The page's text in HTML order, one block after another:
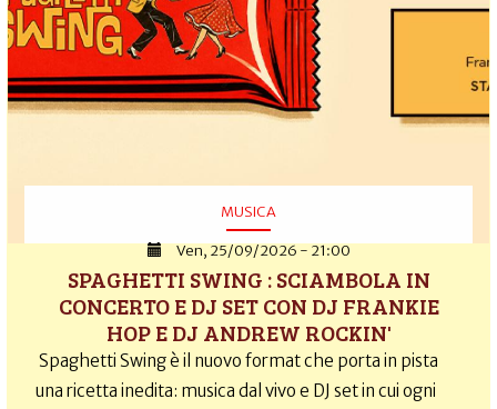
MUSICA
Ven, 25/09/2026 - 21:00
SPAGHETTI SWING : SCIAMBOLA IN
CONCERTO E DJ SET CON DJ FRANKIE
HOP E DJ ANDREW ROCKIN'
Spaghetti Swing è il nuovo format che porta in pista
una ricetta inedita: musica dal vivo e DJ set in cui ogni